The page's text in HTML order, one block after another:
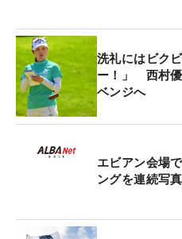
洗礼にはビク
ー！」 西村優
ベンジへ
エビアン会場
ングを連続写